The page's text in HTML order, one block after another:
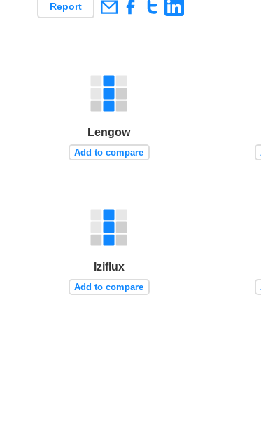
Report
Lengow
Add to compare
Iziflux
Add to compare